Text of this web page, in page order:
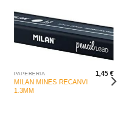
PAPERERIA
MILAN MINES RECANVI
1.3MM
1,45€